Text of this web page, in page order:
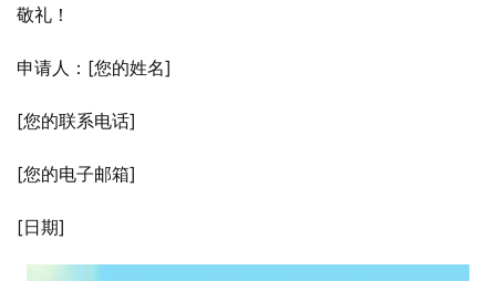
敬礼！
申请人：[您的姓名]
[您的联系电话]
[您的电子邮箱]
[日期]